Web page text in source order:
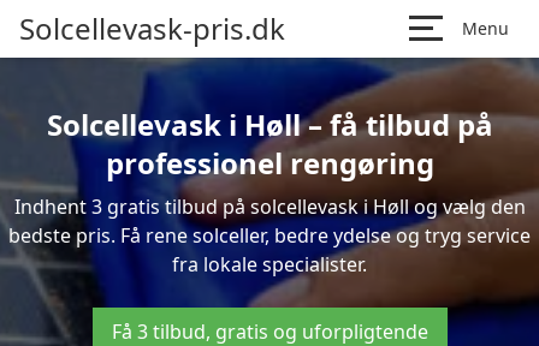
Solcellevask-pris.dk Menu
Solcellevask i Høll – få tilbud på
professionel rengøring
Indhent 3 gratis tilbud på solcellevask i Høll og vælg den
bedste pris. Få rene solceller, bedre ydelse og tryg service
fra lokale specialister.
Få 3 tilbud, gratis og uforpligtende